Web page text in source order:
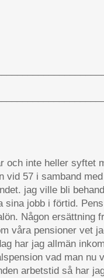
och inte heller syftet
vid 57 i samband
jag ville bli
sina jobb i förtid.
Någon ersättning
våra pensioner vet
har jag allmän
vad man nu
arbetstid så har